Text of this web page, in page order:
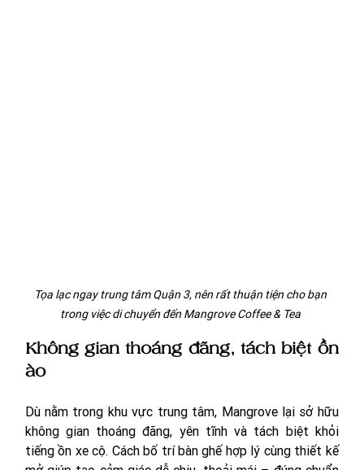
Tọa lạc ngay trung tâm Quận 3, nên rất thuận tiện cho bạn
trong việc di chuyển đến Mangrove Coffee & Tea
Không gian thoáng đãng, tách biệt ồn
ào
Dù nằm trong khu vực trung tâm, Mangrove lại sở hữu
không gian thoáng đãng, yên tĩnh và tách biệt khỏi
tiếng ồn xe cộ. Cách bố trí bàn ghế hợp lý cùng thiết kế